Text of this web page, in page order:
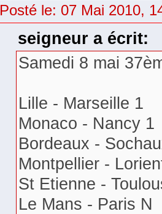
Posté le: 07 Mai 2010,
seigneur a écrit:
Samedi 8 mai
Lille - Marseille 1
Monaco - Nancy 1
Bordeaux -
Montpellier -
St Etienne -
Le Mans - Paris N